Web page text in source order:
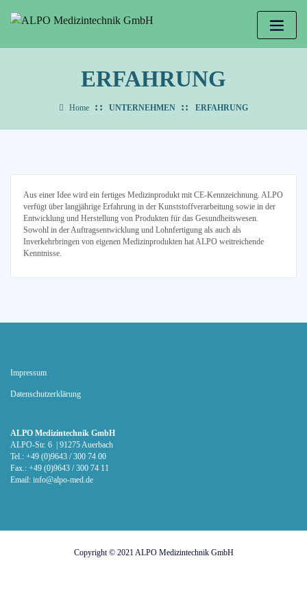
ERFAHRUNG
Home UNTERNEHMEN ERFAHRUNG
Aus einer Idee wird ein fertiges Medizinprodukt mit CE-Kennzeichnung. ALPO
verfügt über langjährige Erfahrung in der Kunststoffverarbeitung sowie in der
Entwicklung und Herstellung von Produkten für das Gesundheitswesen.
Sowohl in der Auftragsentwicklung und Lohnfertigung als auch als
Inverkehrbringen von eigenen Medizinprodukten hat ALPO weitreichende
Kenntnisse.
Impressum
Datenschutz­erklärung
ALPO Medizintechnik GmbH
ALPO-Str. 6 | 91275 Auerbach
Tel.: +49 (0)9643 / 300 74 00
Fax.: +49 (0)9643 / 300 74 11
Email: info@alpo-med.de
Copyright © 2021ALPO Medizintechnik GmbH